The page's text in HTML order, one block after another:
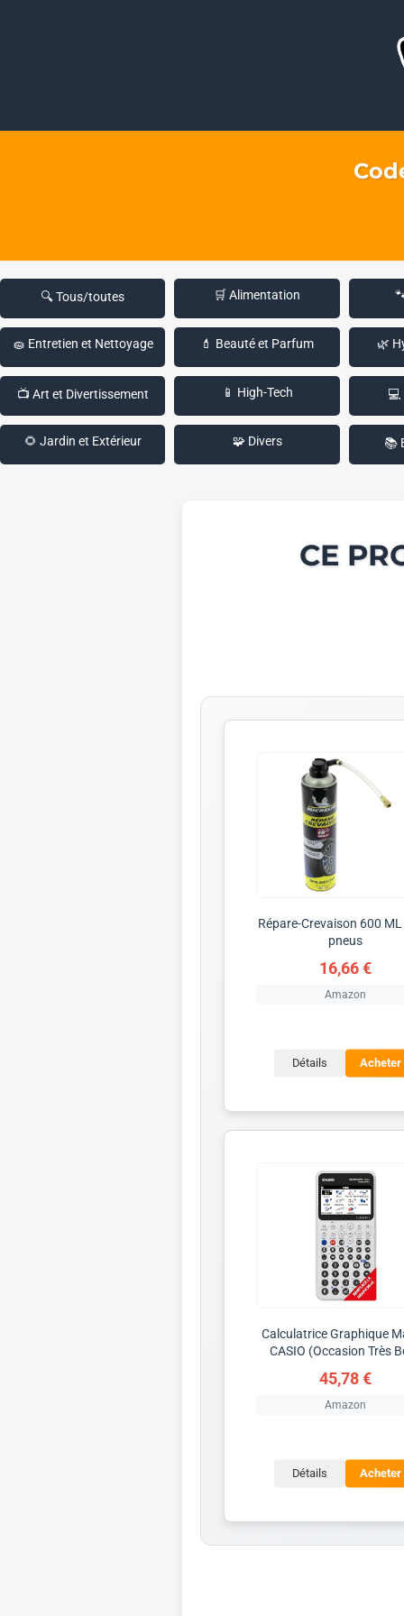
🔍 Tous/toutes 🛒 Alimentation
🧽 Entretien et Nettoyage 💄 Beauté et Parfum 🌿
📺 Art et Divertissement 📱 High-Tech 💻
🌻 Jardin et Extérieur 🧩 Divers 📚
CE
Répare-Crevaison 600
pneus
16,66 €
Amazon
Détails Acheter
Calculatrice Graphique
CASIO (Occasion Très
45,78 €
Amazon
Détails Acheter